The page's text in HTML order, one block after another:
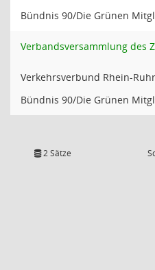
Bündnis 90/Die Grünen
Verbandsversammlung des
Verkehrsverbund Rhein-Ruhr
Bündnis 90/Die Grünen
2 Sätze